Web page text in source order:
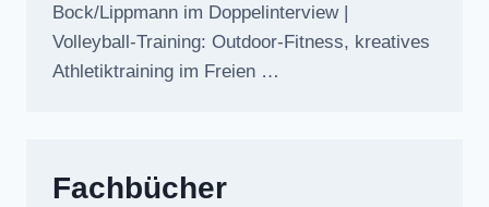
Bock/Lippmann im Doppelinterview |
Volleyball-Training: Outdoor-Fitness, kreatives
Athletiktraining im Freien …
Fachbücher